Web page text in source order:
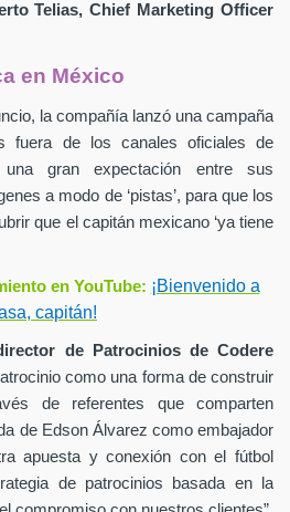
Telias,Chief Marketing Officer
en México
la compañía lanzó una campaña
fuera de los canales oficiales de
una gran expectación entre sus
a modo de ‘pistas’, para que los
que el capitán mexicano ‘ya tiene
en YouTube: ¡Bienvenido a
capitán!
de Patrocinios de Codere
como una forma de construir
de referentes que comparten
de Edson Álvarez como embajador
apuesta y conexión con el fútbol
de patrocinios basada en la